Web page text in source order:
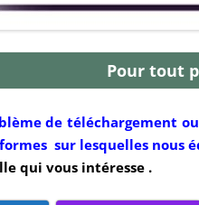
Pour tout
de téléchargement
sur lesquelles nous
qui vous intéresse .